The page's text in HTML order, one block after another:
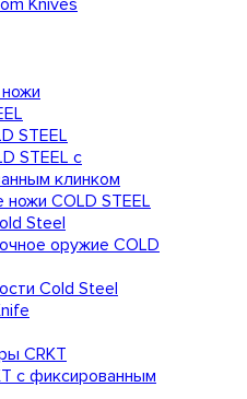
Knives
STEEL
STEEL с
клинком
COLD STEEL
Steel
оружие COLD
Cold Steel
CRKT
с фиксированным